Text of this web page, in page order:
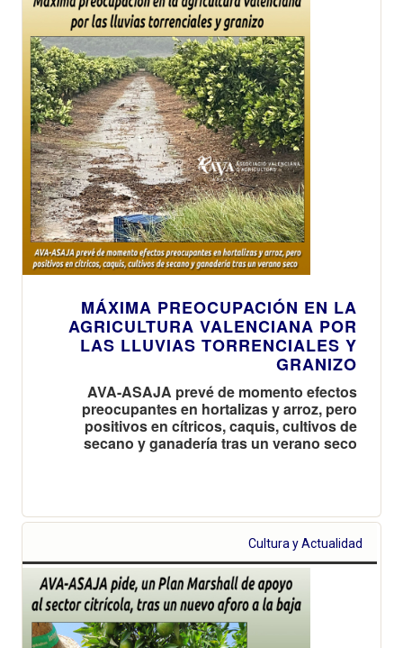
MÁXIMA PREOCUPACIÓN EN LA
AGRICULTURA VALENCIANA POR
LAS LLUVIAS TORRENCIALES Y
GRANIZO
AVA-ASAJA prevé de momento efectos
preocupantes en hortalizas y arroz, pero
positivos en cítricos, caquis, cultivos de
secano y ganadería tras un verano seco
Cultura y Actualidad